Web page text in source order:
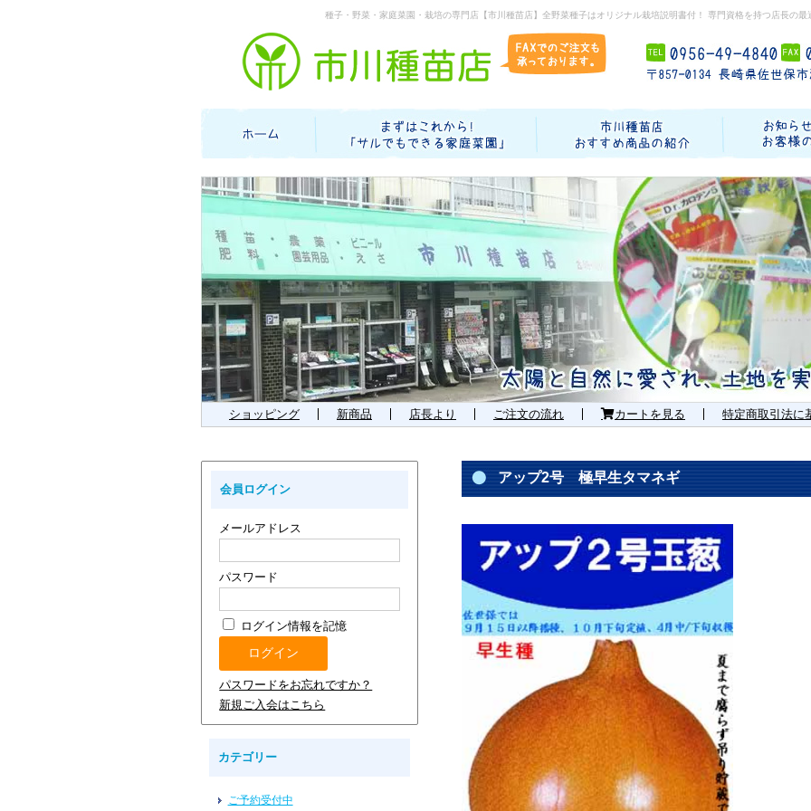
種子・野菜・家庭菜園・栽培の専門店【市川種苗店】全野菜種子はオリジナル栽培説明書付！ 専門資格を持つ店長の
ショッピング 新商品 店長より ご注文の流れ カートを見る 特定商取引法に
アップ2号 極早生タマネギ
会員ログイン
メールアドレス
パスワード
ログイン情報を記憶
パスワードをお忘れですか？
新規ご入会はこちら
カテゴリー
ご予約受付中